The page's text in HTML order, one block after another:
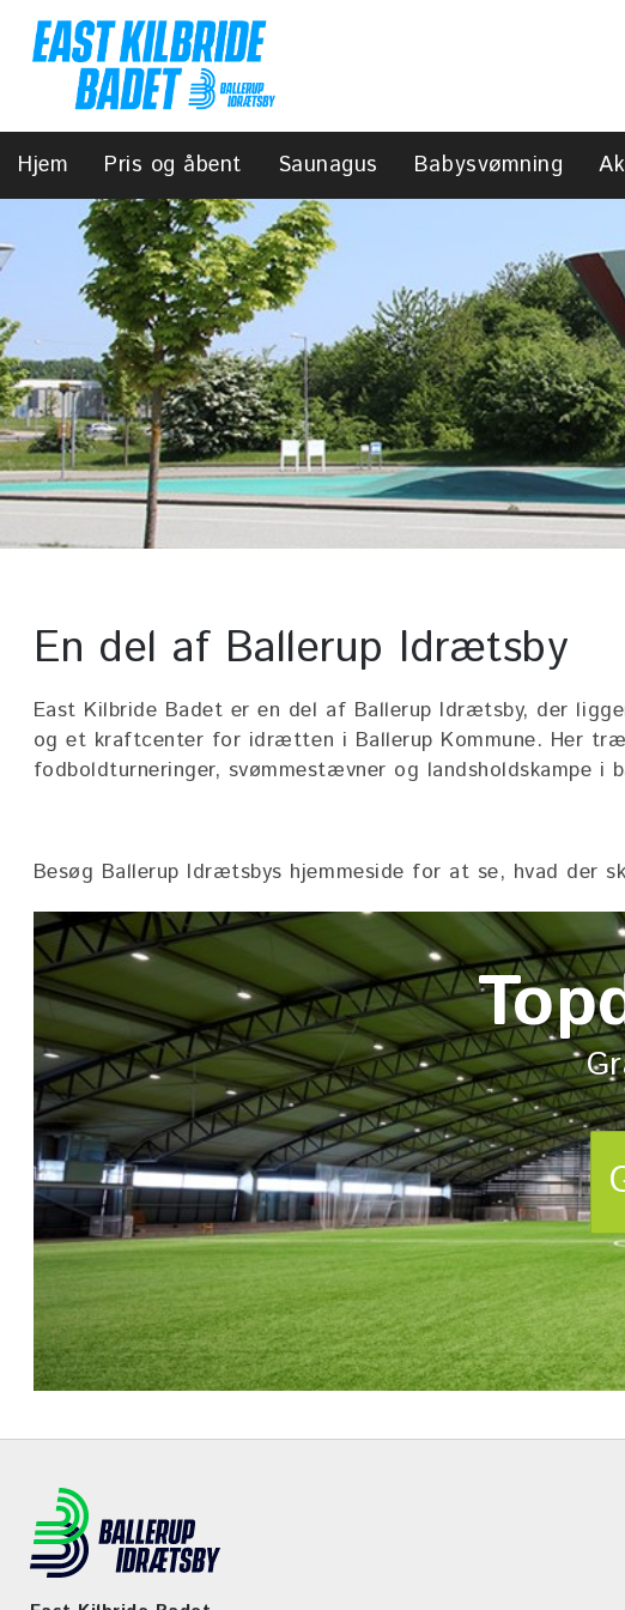
Hjem Pris og åbent Saunagus Babysvømning
En del af Ballerup Idrætsby
East Kilbride Badet er en del af Ballerup Idrætsby, der
og et kraftcenter for idrætten i Ballerup Kommune. Her
fodboldturneringer, svømmestævner og landsholdskampe i
Besøg Ballerup Idrætsbys hjemmeside for at se, hvad der
Hele
Ballerup